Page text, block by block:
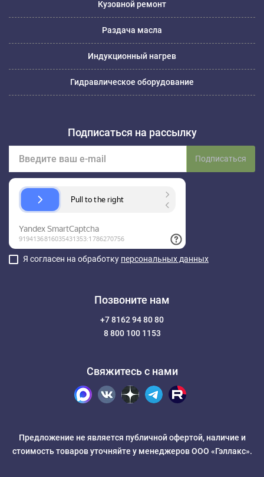
Кузовной ремонт
Раздача масла
Индукционный нагрев
Гидравлическое оборудование
Подписаться на рассылку
Подписаться
Я согласен на обработку персональных данных
Позвоните нам
+7 8162 94 80 80
8 800 100 1153
Свяжитесь с нами
Предложение не является публичной офертой, наличие и
стоимость товаров уточняйте у менеджеров ООО «Гэллакс».